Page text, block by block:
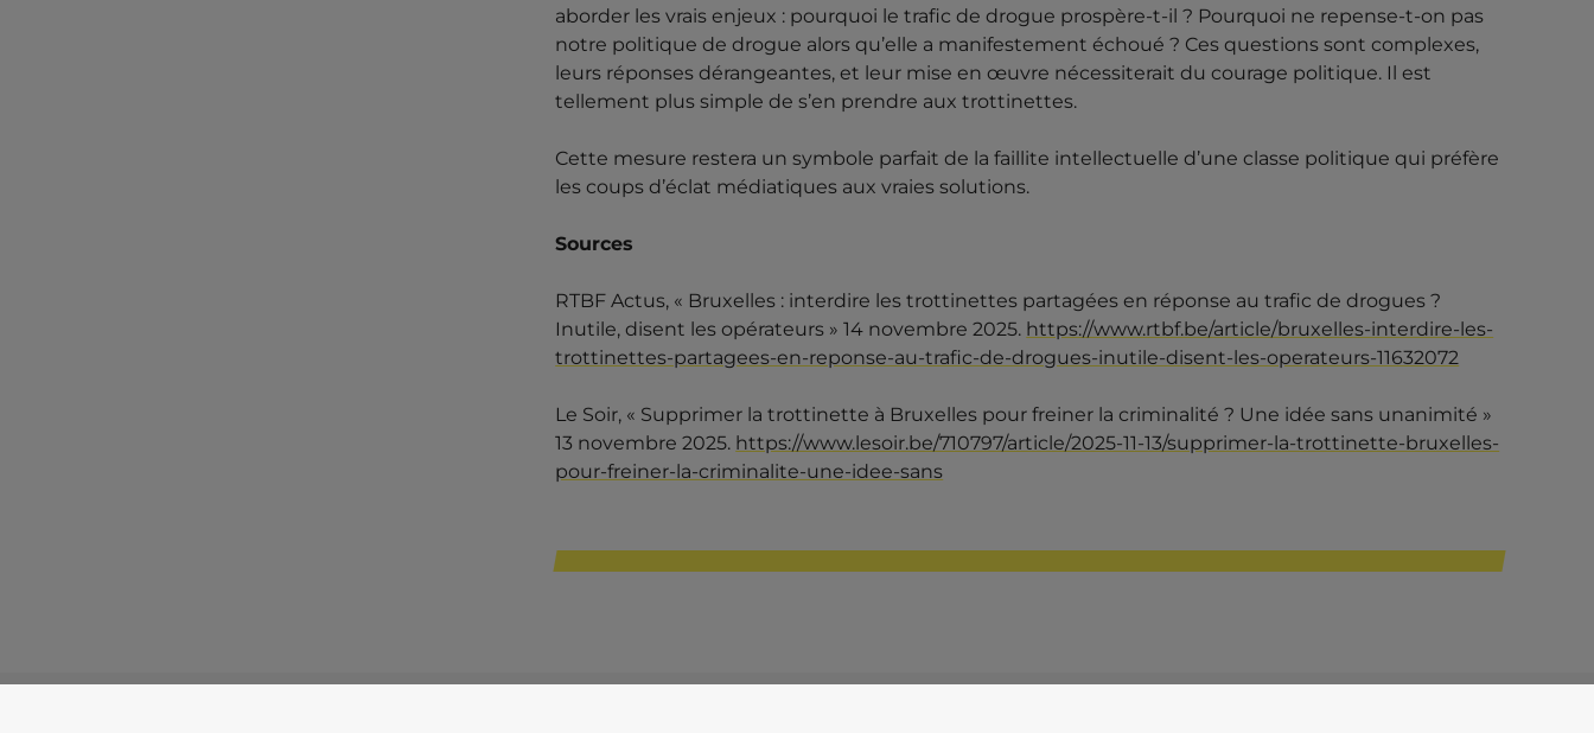
aborder les vrais enjeux : pourquoi le trafic de drogue prospère-t-il ? Pourquoi ne repense-t-on pas
notre politique de drogue alors qu’elle a manifestement échoué ? Ces questions sont complexes,
leurs réponses dérangeantes, et leur mise en œuvre nécessiterait du courage politique. Il est
tellement plus simple de s’en prendre aux trottinettes.
Cette mesure restera un symbole parfait de la faillite intellectuelle d’une classe politique qui préfère
les coups d’éclat médiatiques aux vraies solutions.
Sources
RTBF Actus, « Bruxelles : interdire les trottinettes partagées en réponse au trafic de drogues ?
Inutile, disent les opérateurs » 14 novembre 2025. https://www.rtbf.be/article/bruxelles-interdire-les-
trottinettes-partagees-en-reponse-au-trafic-de-drogues-inutile-disent-les-operateurs-11632072
Le Soir, « Supprimer la trottinette à Bruxelles pour freiner la criminalité ? Une idée sans unanimité »
13 novembre 2025. https://www.lesoir.be/710797/article/2025-11-13/supprimer-la-trottinette-bruxelles-
pour-freiner-la-criminalite-une-idee-sans